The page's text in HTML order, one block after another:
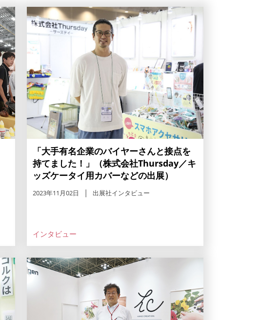
「大手有名企業のバイヤーさんと接点を
持てました！」（株式会社Thursday／キ
ッズケータイ用カバーなどの出展）
2023年11月02日 出展社インタビュー
インタビュー